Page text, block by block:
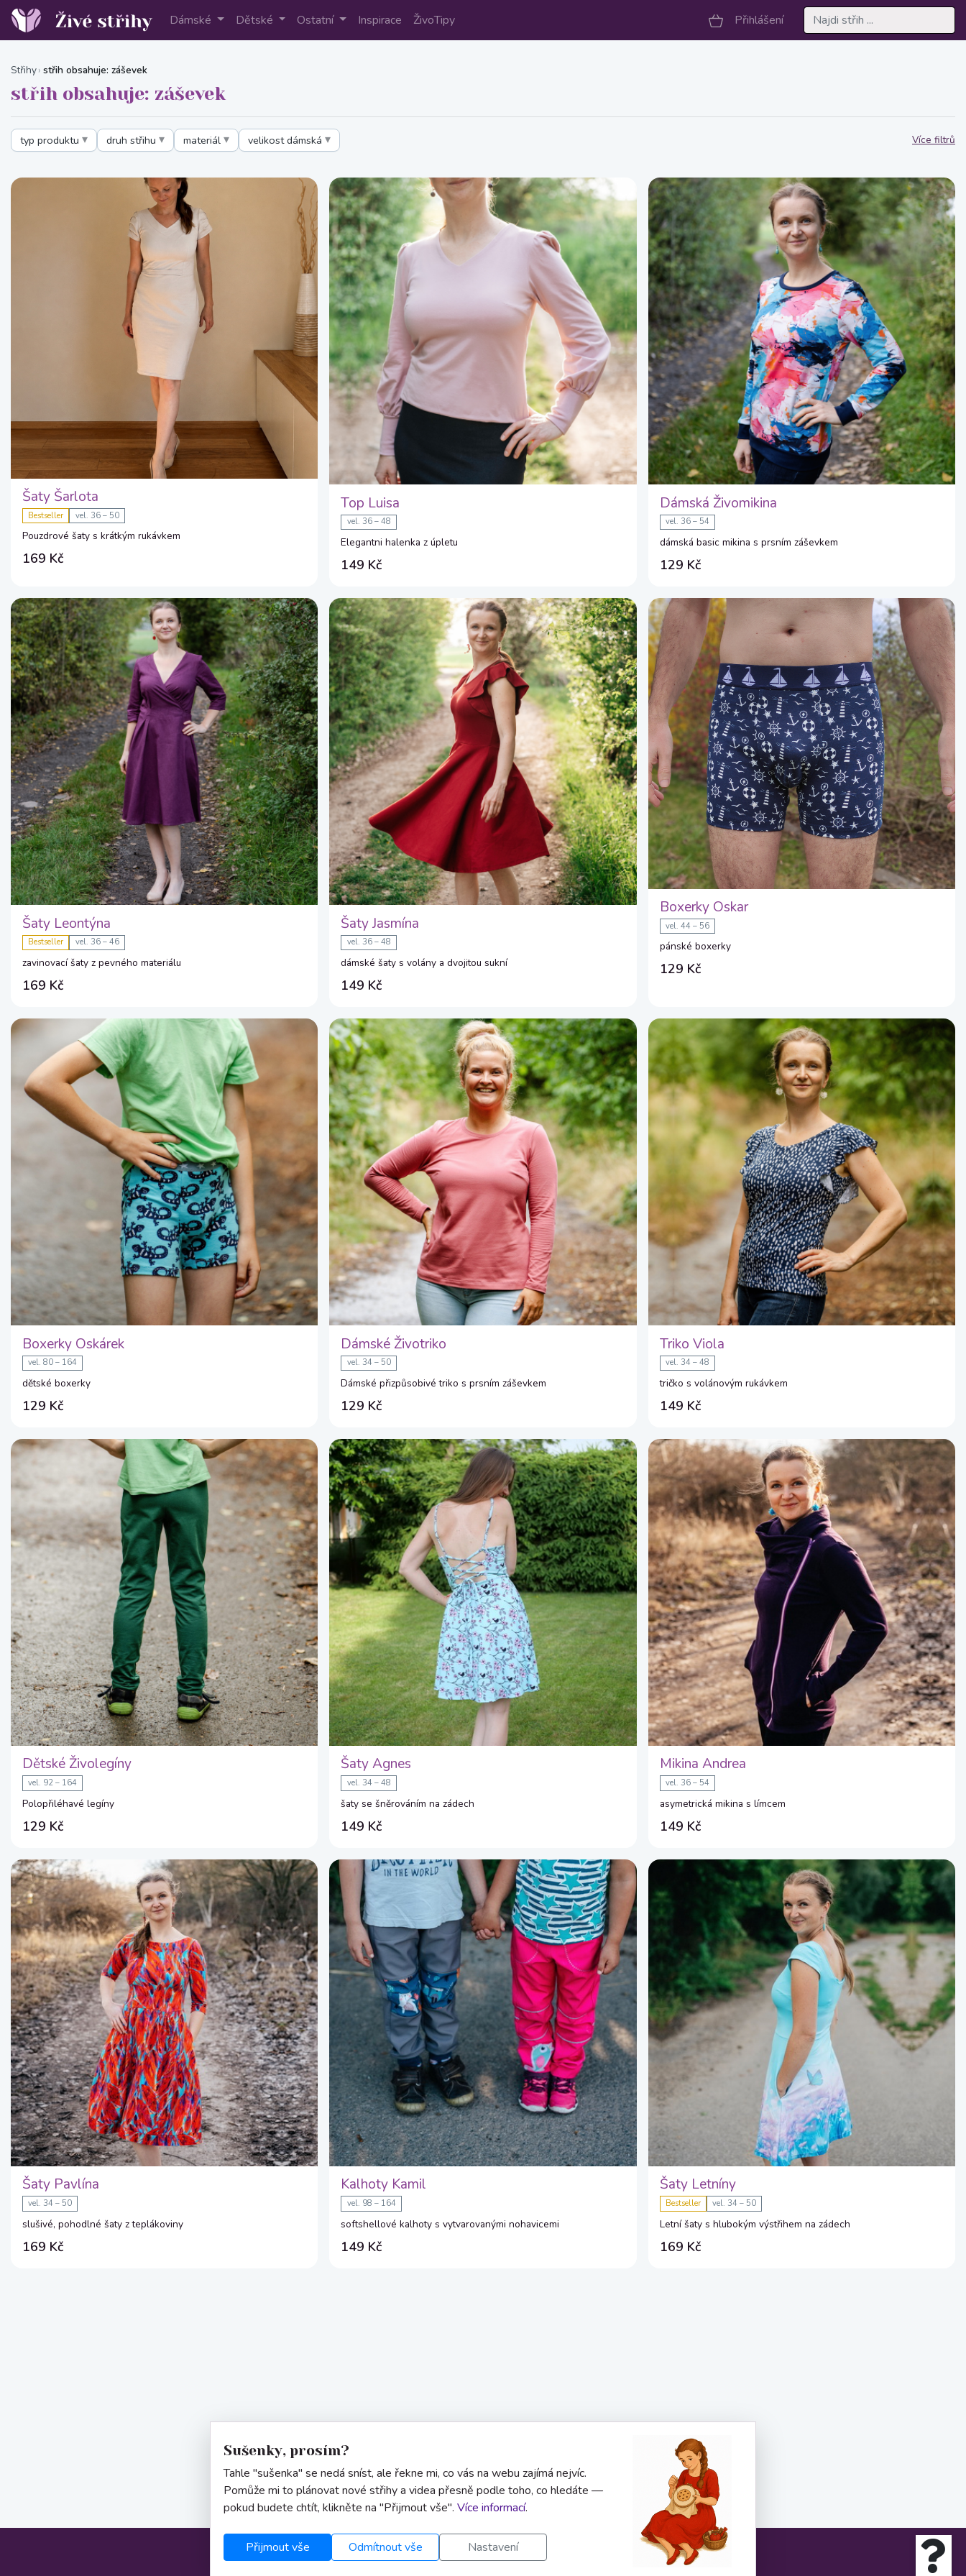
Dámské Dětské Ostatní Inspirace ŽivoTipy Přihlášení
Střihy střih obsahuje: záševek
střih obsahuje: záševek
typ produktu druh střihu materiál velikost dámská Více filtrů
Šaty Šarlota
Bestseller vel. 36 – 50
Pouzdrové šaty s krátkým rukávkem
169 Kč
Top Luisa
vel. 36 – 48
Elegantni halenka z úpletu
149 Kč
Dámská Živomikina
vel. 36 – 54
dámská basic mikina s prsním záševkem
129 Kč
Šaty Leontýna
Bestseller vel. 36 – 46
zavinovací šaty z pevného materiálu
169 Kč
Šaty Jasmína
vel. 36 – 48
dámské šaty s volány a dvojitou sukní
149 Kč
Boxerky Oskar
vel. 44 – 56
pánské boxerky
129 Kč
Boxerky Oskárek
vel. 80 – 164
dětské boxerky
129 Kč
Dámské Životriko
vel. 34 – 50
Dámské přizpůsobivé triko s prsním záševkem
129 Kč
Triko Viola
vel. 34 – 48
tričko s volánovým rukávkem
149 Kč
Dětské Živolegíny
vel. 92 – 164
Polopřiléhavé legíny
129 Kč
Šaty Agnes
vel. 34 – 48
šaty se šněrováním na zádech
149 Kč
Mikina Andrea
vel. 36 – 54
asymetrická mikina s límcem
149 Kč
Šaty Pavlína
vel. 34 – 50
slušivé, pohodlné šaty z teplákoviny
169 Kč
Kalhoty Kamil
vel. 98 – 164
softshellové kalhoty s vytvarovanými nohavicemi
149 Kč
Šaty Letníny
Bestseller vel. 34 – 50
Letní šaty s hlubokým výstřihem na zádech
169 Kč
Informace Kontakt
Sušenky, prosím?
Tahle "sušenka" se nedá sníst, ale řekne mi, co vás na webu zajímá nejvíc.
Pomůže mi to plánovat nové střihy a videa přesně podle toho, co hledáte —
pokud budete chtít, klikněte na "Přijmout vše". Více informací.
Přijmout vše Odmítnout vše Nastavení